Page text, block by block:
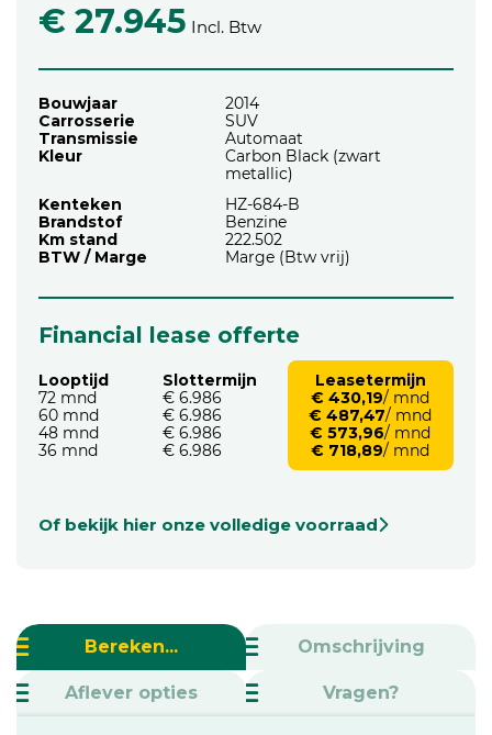
€ 27.945 Incl. Btw
Bouwjaar
2014
Carrosserie
SUV
Transmissie
Automaat
Kleur
Carbon Black (zwart
metallic)
Kenteken
HZ-684-B
Brandstof
Benzine
Km stand
222.502
BTW / Marge
Marge (Btw vrij)
Financial lease offerte
Looptijd
72 mnd
60 mnd
48 mnd
36 mnd
Slottermijn
€ 6.986
€ 6.986
€ 6.986
€ 6.986
Leasetermijn
€ 430,19/ mnd
€ 487,47/ mnd
€ 573,96/ mnd
€ 718,89/ mnd
Of bekijk hier onze volledige voorraad
Bereken... Omschrijving
Aflever opties Vragen?